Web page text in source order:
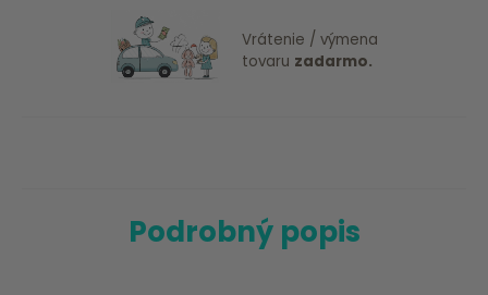
Vrátenie / výmena
tovaru zadarmo.
Podrobný popis